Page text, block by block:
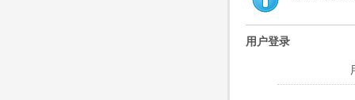
用户登录